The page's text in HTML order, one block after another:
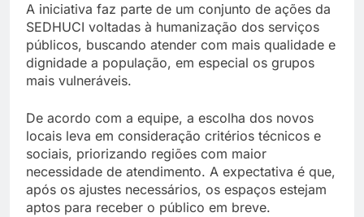
A iniciativa faz parte de um conjunto de ações da
SEDHUCI voltadas à humanização dos serviços
públicos, buscando atender com mais qualidade e
dignidade a população, em especial os grupos
mais vulneráveis.
De acordo com a equipe, a escolha dos novos
locais leva em consideração critérios técnicos e
sociais, priorizando regiões com maior
necessidade de atendimento. A expectativa é que,
após os ajustes necessários, os espaços estejam
aptos para receber o público em breve.